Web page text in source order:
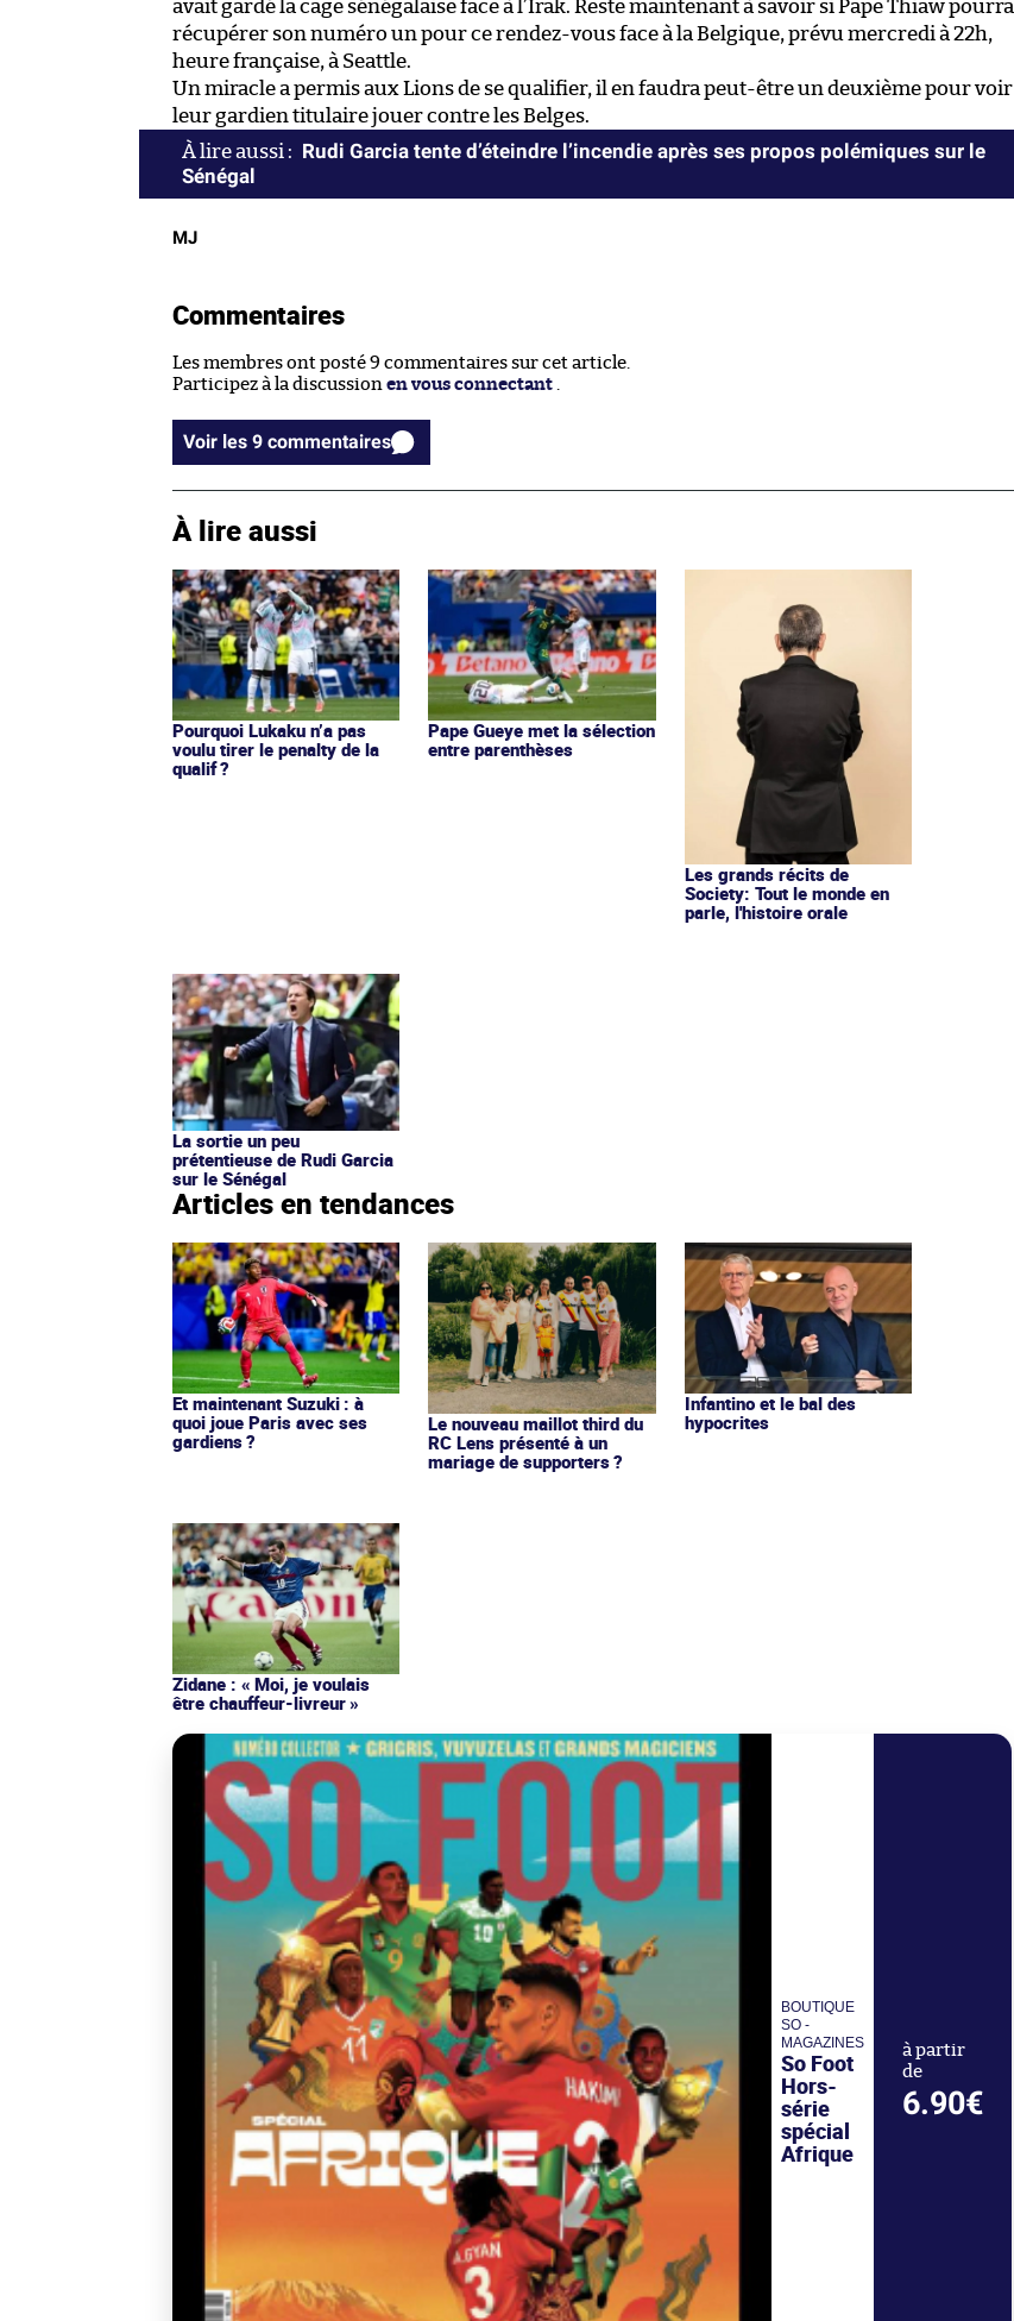
avait gardé la cage sénégalaise face à l’Irak. Reste maintenant à savoir si Pape Thiaw pourra
récupérer son numéro un pour ce rendez-vous face à la Belgique, prévu mercredi à 22h,
heure française, à Seattle.
Un miracle a permis aux Lions de se qualifier, il en faudra peut-être un deuxième pour voir
leur gardien titulaire jouer contre les Belges.
Rudi Garcia tente d’éteindre l’incendie après ses propos polémiques sur le
Sénégal
MJ
Commentaires
Les membres ont posté 9 commentaires sur cet article.
Participez à la discussion en vous connectant
Voir les 9 commentaires
À lire aussi
Pourquoi Lukaku n’a pas
voulu tirer le penalty de la
qualif ?
Pape Gueye met la sélection
entre parenthèses
Les grands récits de
Society: Tout le monde en
parle, l'histoire orale
La sortie un peu
prétentieuse de Rudi Garcia
sur le Sénégal
Articles en tendances
Et maintenant Suzuki : à
quoi joue Paris avec ses
gardiens ?
Le nouveau maillot third du
RC Lens présenté à un
mariage de supporters ?
Infantino et le bal des
hypocrites
Zidane : « Moi, je voulais
être chauffeur-livreur »
BOUTIQUE
SO -
MAGAZINES
So Foot
Hors-
série
spécial
Afrique
à partir
de
6.90€